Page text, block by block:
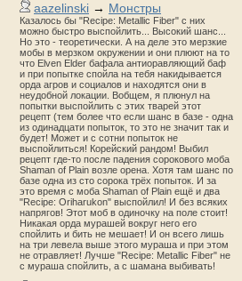
aazelinski → Монстры
Казалось бы "Recipe: Metallic Fiber" с них
можно быстро выспойлить... Высокий шанс...
Но это - теоретически. А на деле это мерзкие
мобы в мерзком окружении и они плюют на то
что Elven Elder бафала антиоравляющий баф
и при попытке спойла на тебя накидывается
орда агров и социалов и находятся они в
неудобной локации. Вобщем, я плюнул на
попытки выспойлить с этих тварей этот
рецепт (тем более что если шанс в базе - одна
из одинадцати попыток, то это не значит так и
будет! Может и с сотни попыток не
выспойлиться! Корейский рандом! Выбил
рецепт где-то после падения сорокового моба
Shaman of Plain возле орена. Хотя там шанс по
базе одна из сто сорока трёх попыток. И за
это время с моба Shaman of Plain ещё и два
"Recipe: Oriharukon" выспойлил! И без всяких
напрягов! Этот моб в одиночку на поле стоит!
Никакая орда мурашей вокруг него его
спойлить и бить не мешает! И он всего лишь
на три левела выше этого мураша и при этом
не отравляет! Лучше "Recipe: Metallic Fiber" не
с мураша спойлить, а с шамана выбивать!